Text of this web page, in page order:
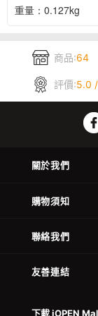
重量：0.127kg
商品:64
評價:5.0
關於我們
購物須知
聯絡我們
友善連結
下載 iOPEN